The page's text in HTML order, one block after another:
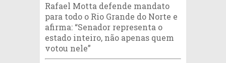
Rafael Motta defende mandato
para todo o Rio Grande do Norte e
afirma: “Senador representa o
estado inteiro, não apenas quem
votou nele”